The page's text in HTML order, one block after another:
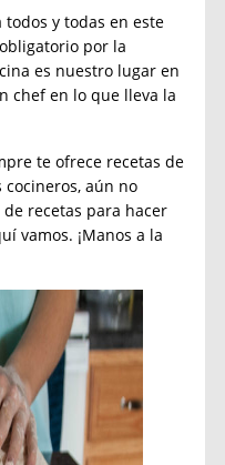
todos y todas en este
por la
es nuestro lugar en
chef en lo que lleva la
te ofrece recetas de
aún no
recetas para hacer
vamos. ¡Manos a la